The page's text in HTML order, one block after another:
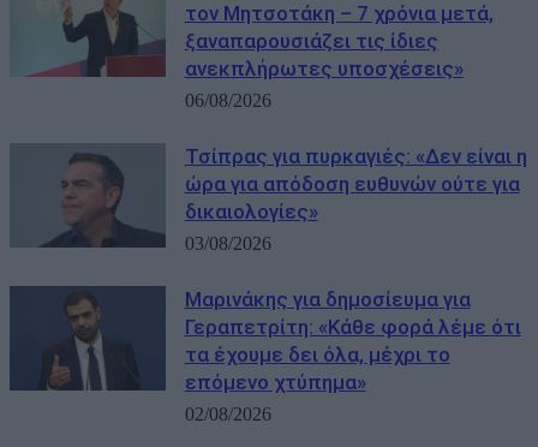
τον Μητσοτάκη – 7 χρόνια μετά,
ξαναπαρουσιάζει τις ίδιες
ανεκπλήρωτες υποσχέσεις»
06/08/2026
Τσίπρας για πυρκαγιές: «Δεν είναι η
ώρα για απόδοση ευθυνών ούτε για
δικαιολογίες»
03/08/2026
Μαρινάκης για δημοσίευμα για
Γεραπετρίτη: «Κάθε φορά λέμε ότι
τα έχουμε δει όλα, μέχρι το
επόμενο χτύπημα»
02/08/2026